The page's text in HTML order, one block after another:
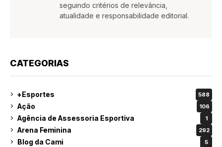
seguindo critérios de relevância,
atualidade e responsabilidade editorial.
CATEGORIAS
+Esportes 588
Ação 106
Agência de Assessoria Esportiva 1
Arena Feminina 292
Blog da Cami 5